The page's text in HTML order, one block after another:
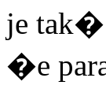
je
�e